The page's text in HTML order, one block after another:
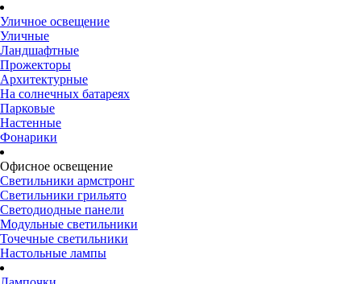
Уличное освещение
Уличные
Ландшафтные
Прожекторы
Архитектурные
На солнечных батареях
Парковые
Настенные
Фонарики
Офисное освещение
Светильники армстронг
Светильники грильято
Светодиодные панели
Модульные светильники
Точечные светильники
Настольные лампы